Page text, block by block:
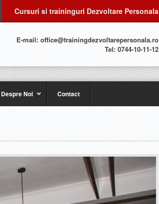
Cursuri si traininguri Dezvoltare Personala
E-mail: office@trainingdezvoltarepersonala.ro
Tel: 0744-10-11-12
Despre Noi Contact